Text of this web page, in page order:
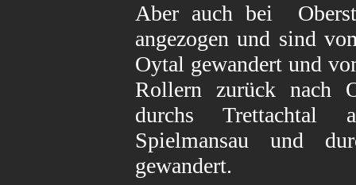
Aber auch bei
angezogen und sind
Oytal gewandert und
Rollern zurück nach
durchs Trettachtal
Spielmansau und
gewandert.